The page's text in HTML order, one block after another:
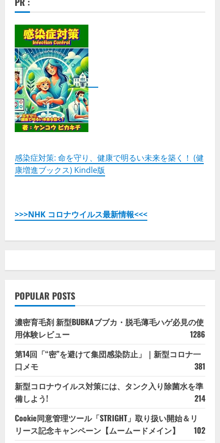
感染症対策: 命を守り、健康で明るい未来を築く！ (健
康増進ブックス) Kindle版
>>>NHK コロナウイルス最新情報<<<
POPULAR POSTS
濃密育毛剤 新型BUBKAブブカ・脱毛薄毛ハゲ必見の使
用体験レビュー
1286
第14回「“密”を避けて集団感染防止」｜新型コロナ一
口メモ
381
新型コロナウイルス対策には、タンク入り除菌水を準
備しよう!
214
Cookie同意管理ツール「STRIGHT」取り扱い開始＆リ
リース記念キャンペーン【ムームードメイン】
102